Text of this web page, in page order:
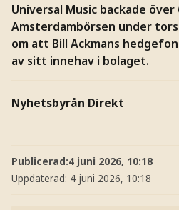
Universal Music backade
Amsterdambörsen under
om att Bill Ackmans
av sitt innehav i bolaget.
Nyhetsbyrån Direkt
Publicerad:4 juni 2026, 10:18
Uppdaterad: 4 juni 2026, 10:18